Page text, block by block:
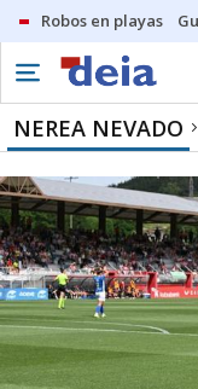
Robos en playas
NEREA NEVADO